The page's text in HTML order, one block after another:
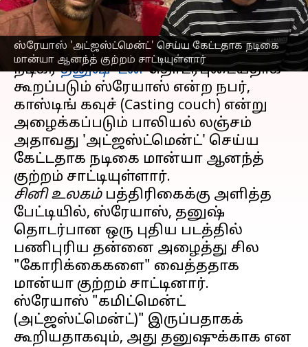
ஸ்ரேயாஸ் 'அட்ஜஸ்ட்மென்ட்' செய்ய கேட்டதாக நடிகை
மான்யா ஆனந்த் குற்றம் சாட்டியுள்ளார்
எழுதியவர் Venkatalakshmi V Nov 18, 2025 03:12 pm
செய்தி முன்னோட்டம்
நடிகர்தனுஷுடன்தொடர்புடையதாக
கூறப்படும் ஸ்ரேயாஸ் என்ற நபர்,
காஸ்டிங் கவுச் (Casting couch) என்று
அழைக்கப்படும் பாலியல் லஞ்சம்
அதாவது 'அட்ஜஸ்ட்மென்ட்' செய்ய
கேட்டதாக நடிகை மான்யா ஆனந்த்
சினி உலகம்பத்திரிகைக்கு அளித்த
பேட்டியில், ஸ்ரேயாஸ், தனுஷ்
தொடர்பான ஒரு புதிய படத்தில்
பணிபுரிய தன்னை அழைத்து சில
"கோரிக்கைகளை" வைத்ததாக
மான்யா குற்றம் சாட்டினார்.
ஸ்ரேயாஸ் "கமிட்மென்ட்
(அட்ஜஸ்ட்மென்ட்)" இருப்பதாகக்
கூறியதாகவும், அது தனுஷுக்காக என